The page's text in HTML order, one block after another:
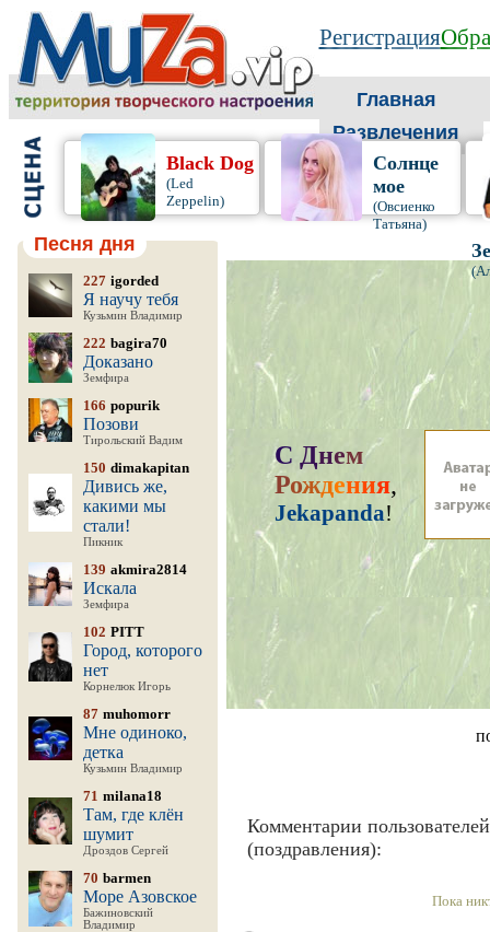
Регистрация
Главная
Развлечения
Black Dog
(Led
Zeppelin)
Солнце
мое
(Овсиенко
Татьяна)
Песня дня
227 igorded
Я научу тебя
Кузьмин Владимир
222 bagira70
Доказано
Земфира
166 popurik
Позови
Тирольский Вадим
150 dimakapitan
Дивись же,
какими мы
стали!
Пикник
139 akmira2814
Искала
Земфира
102 PITT
Город, которого
нет
Корнелюк Игорь
87 muhomorr
Мне одиноко,
детка
Кузьмин Владимир
71 milana18
Там, где клён
шумит
Дроздов Сергей
70 barmen
Море Азовское
Бажиновский
Владимир
С Днем
Рождения,
Jekapanda!
Комментарии пользователей
(поздравления):
Пока